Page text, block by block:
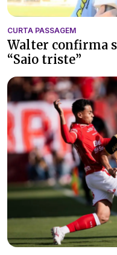
CURTA PASSAGEM
Walter confirma
“Saio triste”